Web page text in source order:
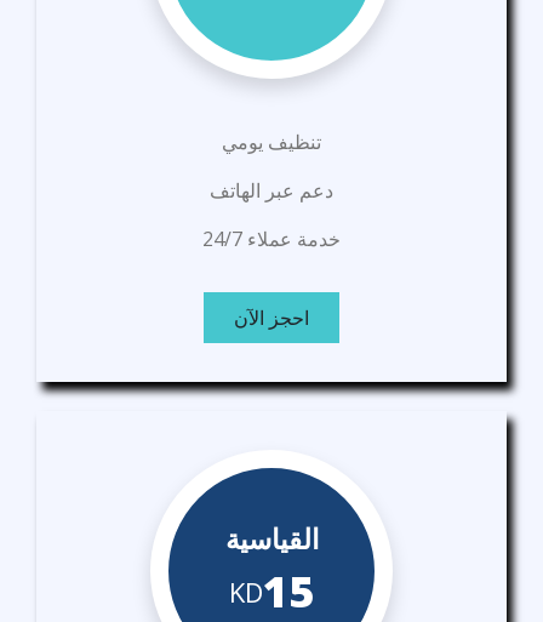
تنظيف يومي
دعم عبر الهاتف
خدمة عملاء 24/7
احجز الآن
القياسية
KD15